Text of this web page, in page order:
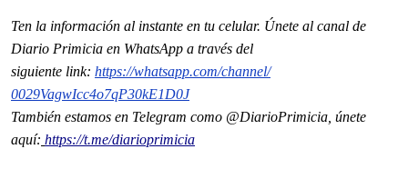
Ten la información al instante en tu celular. Únete al canal de
Diario Primicia en WhatsApp a través del
siguiente link: https://whatsapp.com/channel/
0029VagwIcc4o7qP30kE1D0J
También estamos en Telegram como @DiarioPrimicia, únete
aquí: https://t.me/diarioprimicia